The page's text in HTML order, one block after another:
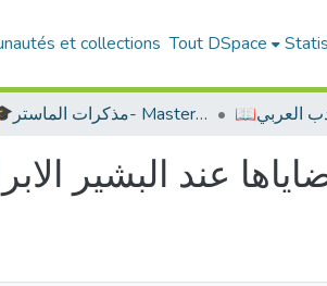
et collections Tout DSpace
🎓مذكرات الماستر- Master's Theses العربي
عند البشير